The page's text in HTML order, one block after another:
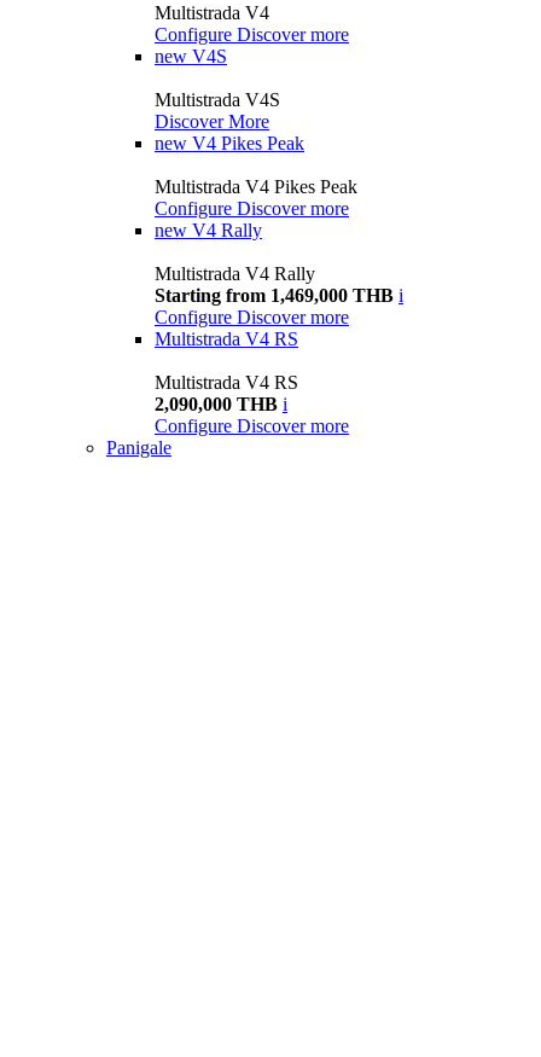
Multistrada V4
Configure Discover more
new V4S
Multistrada V4S
Discover More
new V4 Pikes Peak
Multistrada V4 Pikes Peak
Configure Discover more
new V4 Rally
Multistrada V4 Rally
Starting from 1,469,000 THB i
Configure Discover more
Multistrada V4 RS
Multistrada V4 RS
2,090,000 THB i
Configure Discover more
Panigale